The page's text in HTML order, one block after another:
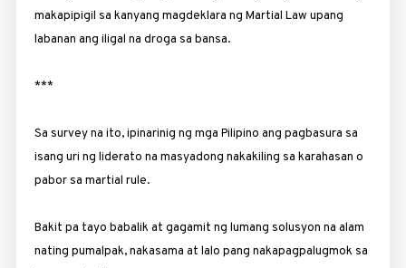
makapipigil sa kanyang magdeklara ng Martial Law upang
labanan ang iligal na droga sa bansa.
***
Sa survey na ito, ipinarinig ng mga Pilipino ang pagbasura sa
isang uri ng liderato na masyadong nakakiling sa karahasan o
pabor sa martial rule.
Bakit pa tayo babalik at gagamit ng lumang solusyon na alam
nating pumalpak, nakasama at lalo pang nakapagpa­lugmok sa